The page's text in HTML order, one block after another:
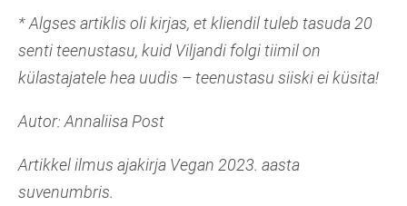
* Algses artiklis oli kirjas, et kliendil tuleb tasuda 20
senti teenustasu, kuid Viljandi folgi tiimil on
külastajatele hea uudis – teenustasu siiski ei küsita!
Autor: Annaliisa Post
Artikkel ilmus ajakirja Vegan 2023. aasta
suvenumbris.